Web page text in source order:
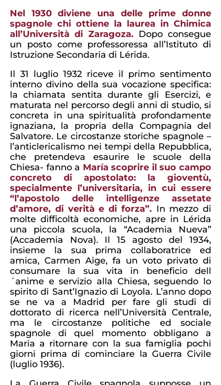
Nel 1930 diviene una delle prime donne
spagnole chi ottiene la laurea in Chimica
all’Università di Zaragoza. Dopo consegue
un posto come professoressa all’Istituto di
Istruzione Secondaria di Lérida.
Il 31 luglio 1932 riceve il primo sentimento
interno divino della sua vocazione specifica:
la chiamata sentita durante gli Esercizi, e
maturata nel percorso degli anni di studio, si
concreta in una spiritualità profondamente
ignaziana, la propria della Compagnia del
Salvatore. Le circostanze storiche spagnole –
l’anticlericalismo nei tempi della Repubblica,
che pretendeva esaurire le scuole della
Chiesa- fanno a María scoprire il suo campo
concreto di apostolato: la gioventù,
specialmente l’universitaria, in cui essere
“l’apostolo delle intelligenze assetate
d’amore, di verità e di forza”. In mezzo di
molte difficoltà economiche, apre in Lérida
una piccola scuola, la “Academia Nueva”
(Accademia Nova). Il 15 agosto del 1934,
insieme la sua prima collaboratrice ed
amica, Carmen Aige, fa un voto privato di
consumare la sua vita in beneficio dell
´anime e servizio alla Chiesa, seguendo lo
spirito di Sant’Ignazio di Loyola. L’anno dopo
se ne va a Madrid per fare gli studi di
dottorato di ricerca nell’Università Centrale,
ma le circostanze politiche ed sociale
spagnole di quel momento obbligano a
Maria a ritornare con la sua famiglia pochi
giorni prima di cominciare la Guerra Civile
(luglio 1936).